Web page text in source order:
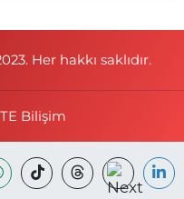
Her hakkı saklıdır.
TE Bilişim